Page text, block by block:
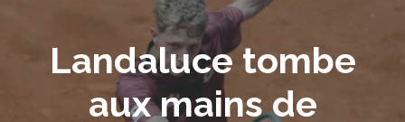
Landaluce tombe
aux mains de